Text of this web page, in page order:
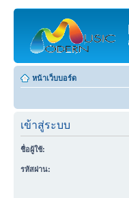
หน้าเว็บบอร์ด
เข้าสู่ระบบ
ชื่อผู้ใช้:
รหัสผ่าน: